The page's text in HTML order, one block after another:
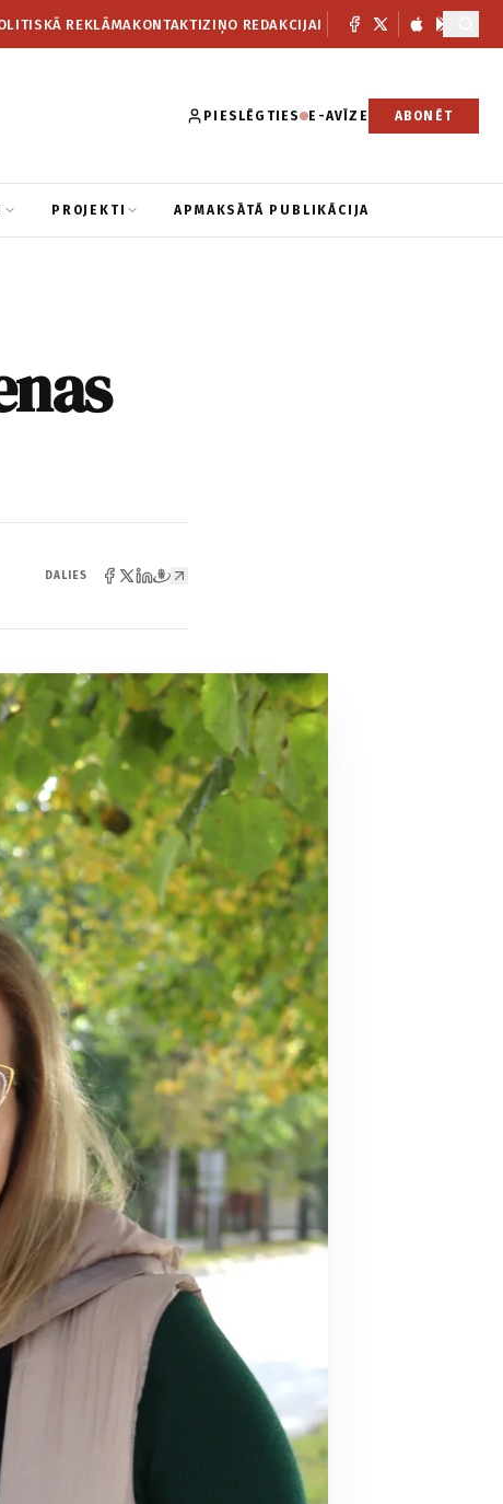
REKLĀMAKONTAKTIZIŅO REDAKCIJAI
PIESLĒGTIES E-AVĪZE ABONĒT
PROJEKTI APMAKSĀTĀ PUBLIKĀCIJA
DALIES